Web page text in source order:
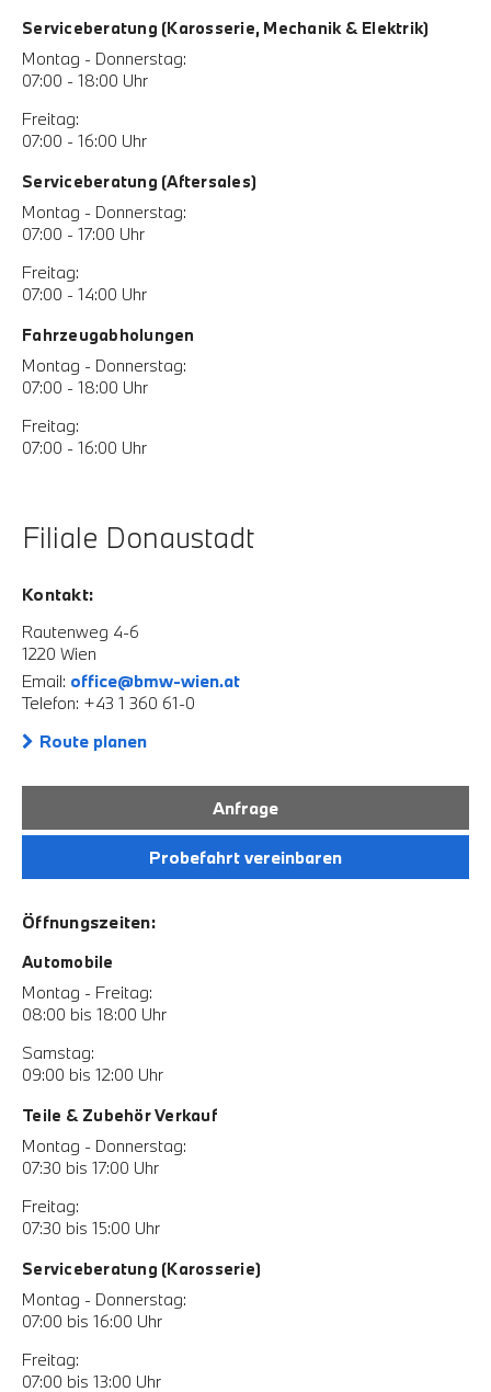
Serviceberatung (Karosserie, Mechanik & Elektrik)
Montag - Donnerstag:
07:00 - 18:00 Uhr
Freitag:
07:00 - 16:00 Uhr
Serviceberatung (Aftersales)
Montag - Donnerstag:
07:00 - 17:00 Uhr
Freitag:
07:00 - 14:00 Uhr
Fahrzeugabholungen
Montag - Donnerstag:
07:00 - 18:00 Uhr
Freitag:
07:00 - 16:00 Uhr
Filiale Donaustadt
Kontakt:
Rautenweg 4-6
1220 Wien
Email: office@bmw-wien.at
Telefon: +43 1 360 61-0
Route planen
Anfrage
Probefahrt vereinbaren
Öffnungszeiten:
Automobile
Montag - Freitag:
08:00 bis 18:00 Uhr
Samstag:
09:00 bis 12:00 Uhr
Teile & Zubehör Verkauf
Montag - Donnerstag:
07:30 bis 17:00 Uhr
Freitag:
07:30 bis 15:00 Uhr
Serviceberatung (Karosserie)
Montag - Donnerstag:
07:00 bis 16:00 Uhr
Freitag:
07:00 bis 13:00 Uhr